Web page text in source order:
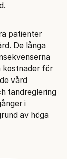
patienter
De långa
kostnader för
vård
tandreglering
i
av höga